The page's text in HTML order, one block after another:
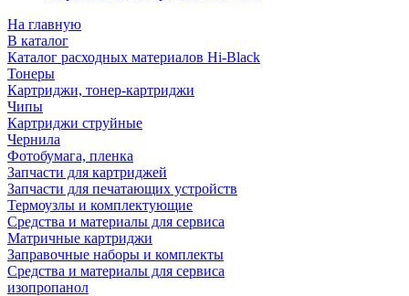
На главную
В каталог
Каталог расходных материалов Hi-Black
Тонеры
Картриджи, тонер-картриджи
Чипы
Картриджи струйные
Чернила
Фотобумага, пленка
Запчасти для картриджей
Запчасти для печатающих устройств
Термоузлы и комплектующие
Средства и материалы для сервиса
Матричные картриджи
Заправочные наборы и комплекты
Средства и материалы для сервиса
изопропанол